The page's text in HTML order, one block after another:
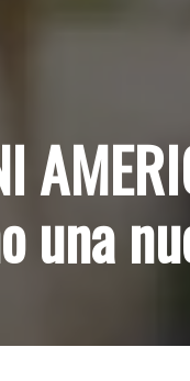
una